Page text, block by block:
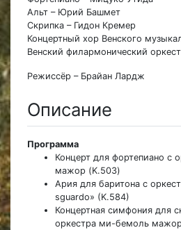
Альт – Юрий Башмет
Скрипка – Гидон Кремер
Концертный хор Венского
Венский филармонический
Режиссёр – Брайан Лардж
Описание
Программа
Концерт для фортепиано с
мажор (K.503)
Ария для баритона с
sguardo» (K.584)
Концертная симфония для
оркестра ми-бемоль